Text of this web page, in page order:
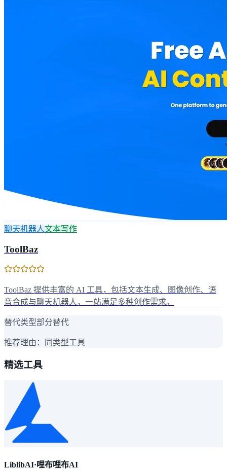
聊天机器人文本写作
ToolBaz
ToolBaz 提供丰富的 AI 工具，包括文本生成、图像创作、语
音合成与聊天机器人，一站满足多种创作需求。
替代类型部分替代
推荐理由： 同类型工具
精选工具
LiblibAI·哩布哩布AI